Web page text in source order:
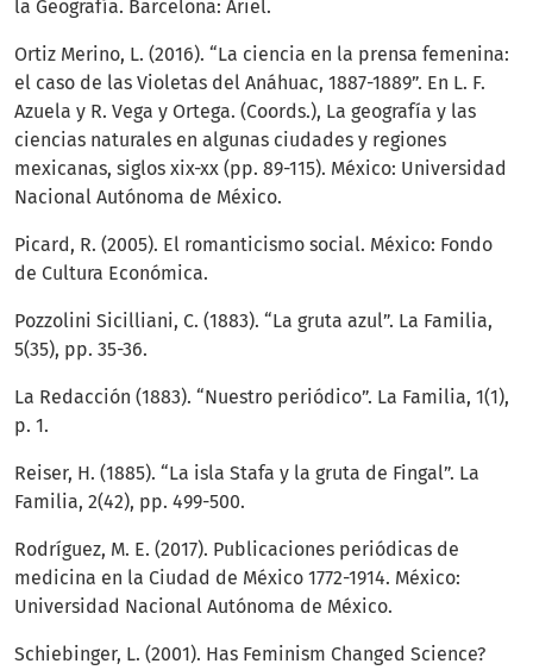
la Geografía. Barcelona: Ariel.
Ortiz Merino, L. (2016). “La ciencia en la prensa femenina:
el caso de las Violetas del Anáhuac, 1887-1889”. En L. F.
Azuela y R. Vega y Ortega. (Coords.), La geografía y las
ciencias naturales en algunas ciudades y regiones
mexicanas, siglos xix-xx (pp. 89-115). México: Universidad
Nacional Autónoma de México.
Picard, R. (2005). El romanticismo social. México: Fondo
de Cultura Económica.
Pozzolini Sicilliani, C. (1883). “La gruta azul”. La Familia,
5(35), pp. 35-36.
La Redacción (1883). “Nuestro periódico”. La Familia, 1(1),
p. 1.
Reiser, H. (1885). “La isla Stafa y la gruta de Fingal”. La
Familia, 2(42), pp. 499-500.
Rodríguez, M. E. (2017). Publicaciones periódicas de
medicina en la Ciudad de México 1772-1914. México:
Universidad Nacional Autónoma de México.
Schiebinger, L. (2001). Has Feminism Changed Science?